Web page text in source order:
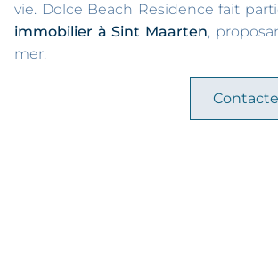
vie. Dolce Beach Residence fait
immobilier à Sint Maarten,
mer.